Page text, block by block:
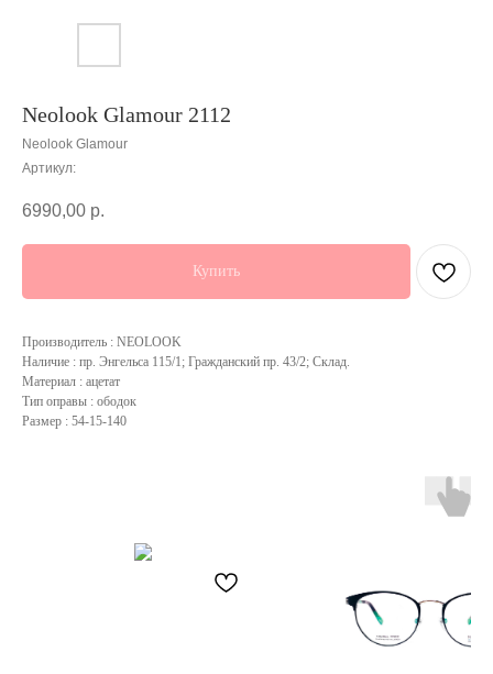
Neolook Glamour 2112
Neolook Glamour
Артикул:
6990,00 р.
Купить
Производитель : NEOLOOK
Наличие : пр. Энгельса 115/1; Гражданский пр. 43/2; Склад.
Материал : ацетат
Тип оправы : ободок
Размер : 54-15-140